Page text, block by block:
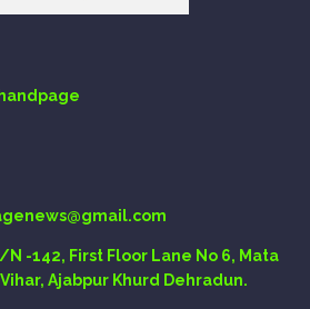
N -142, First Floor Lane No 6, Mata
Ajabpur Khurd Dehradun.